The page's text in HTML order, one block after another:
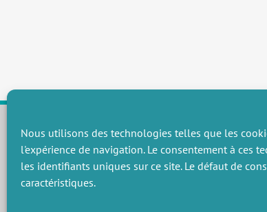
Nous utilisons des technologies telles que les
l'expérience de navigation. Le consentement à ces
les identifiants uniques sur ce site. Le défaut de
caractéristiques.
CHAMPS THÉMATIQUES
Préservation des ressources naturelles et de la biodiversité
Vers une gouvernance environnementale efficace et